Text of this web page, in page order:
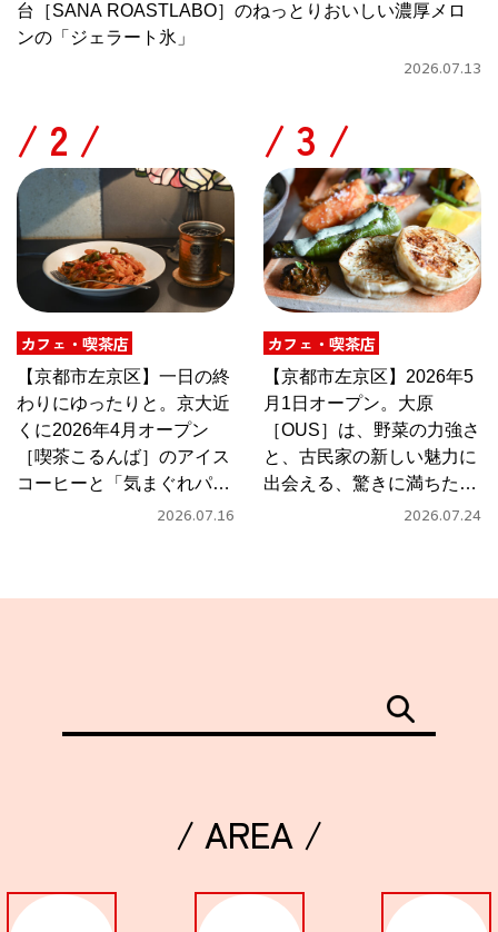
台［SANA ROASTLABO］のねっとりおいしい濃厚メロ
ンの「ジェラート氷」
2026.07.13
/
カフェ・喫茶店
【京都市左京区】一日の終
わりにゆったりと。京大近
くに2026年4月オープン
［喫茶こるんば］のアイス
コーヒーと「気まぐれパス
2026.07.16
/
カフェ・喫茶店
【京都市左京区】2026年5
月1日オープン。大原
［OUS］は、野菜の力強さ
と、古民家の新しい魅力に
出会える、驚きに満ちたカ
2026.07.24
/ AREA /